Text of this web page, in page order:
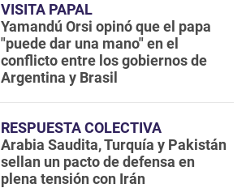
VISITA PAPAL
Yamandú Orsi opinó que el papa
"puede dar una mano" en el
conflicto entre los gobiernos de
Argentina y Brasil
RESPUESTA COLECTIVA
Arabia Saudita, Turquía y Pakistán
sellan un pacto de defensa en
plena tensión con Irán